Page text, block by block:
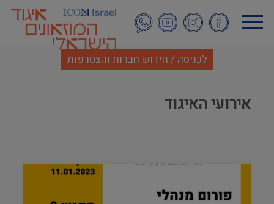
לתוכן
העיקרי
לכניסה / חידוש חברות והצטרפות
אירועי האיגוד